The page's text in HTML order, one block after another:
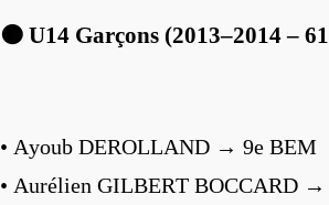
🟠 U14 Garçons (2013–2014 –
• Ayoub DEROLLAND → 9e BEM
• Aurélien GILBERT BOCCARD